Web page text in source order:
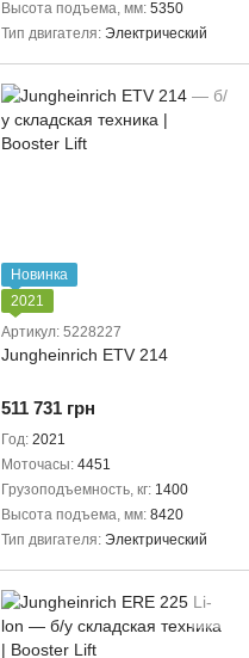
Высота подъема, мм 5350
Тип двигателя Электрический
Новинка
2021
Артикул: 5228227
Jungheinrich ETV 214
511 731 грн
Год 2021
Моточасы 4451
Грузоподъемность, кг 1400
Высота подъема, мм 8420
Тип двигателя Электрический